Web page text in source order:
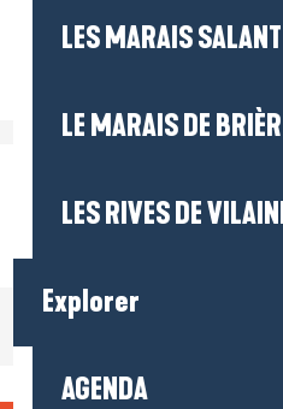
LES MARAIS
LE MARAIS DE
LES RIVES DE
Explorer
AGENDA